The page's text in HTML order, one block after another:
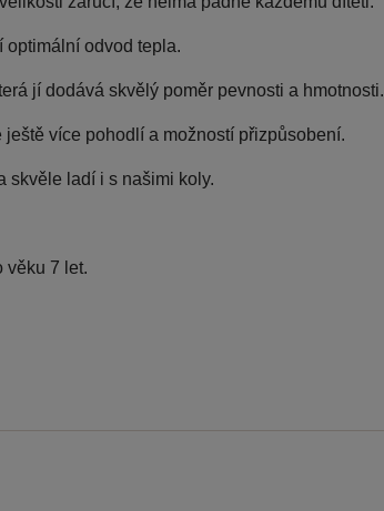
optimální odvod tepla.
jí dodává skvělý poměr pevnosti a hmotnosti.
více pohodlí a možností přizpůsobení.
skvěle ladí i s našimi koly.
věku 7 let.